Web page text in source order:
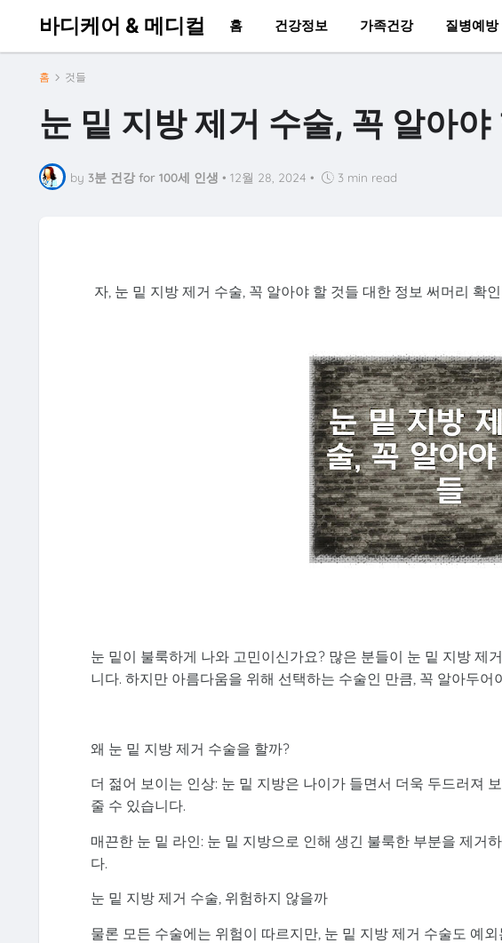
바디케어 & 메디컬 홈 건강정보 가족건강 질병예방
홈 것들
눈 밑 지방 제거 수술, 꼭 알아야
by 3분 건강 for 100세 인생 • 12월 28, 2024 • 3 min read
자, 눈 밑 지방 제거 수술, 꼭 알아야 할 것들 대한 정보 써머리 확
눈 밑이 불룩하게 나와 고민이신가요? 많은 분들이 눈 밑 지방 제
니다. 하지만 아름다움을 위해 선택하는 수술인 만큼, 꼭 알아두어
왜 눈 밑 지방 제거 수술을 할까?
더 젊어 보이는 인상: 눈 밑 지방은 나이가 들면서 더욱 두드러져
줄 수 있습니다.
매끈한 눈 밑 라인: 눈 밑 지방으로 인해 생긴 불룩한 부분을 제거
다.
눈 밑 지방 제거 수술, 위험하지 않을까
물론 모든 수술에는 위험이 따르지만, 눈 밑 지방 제거 수술도 예